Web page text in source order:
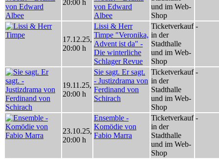
20:00 h
von Edward
Albee
und im Web-
Shop
17.12.25,
20:00 h
Lissi & Herr
Timpe "Veronika,
Advent ist da" -
Die winterliche
Schlager Revue
Ticketverkauf
in der
Stadthalle
und im Web-
Shop
-
19.11.25,
20:00 h
Sie sagt. Er sagt.
- Justizdrama von
Ferdinand von
Schirach
Ticketverkauf
in der
Stadthalle
und im Web-
Shop
-
23.10.25,
20:00 h
Ensemble -
Komödie von
Fabio Marra
Ticketverkauf
in der
Stadthalle
und im Web-
Shop
-